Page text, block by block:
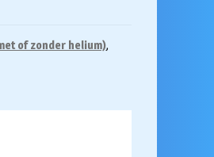
of zonder helium),